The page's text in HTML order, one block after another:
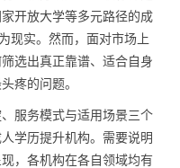
开放大学等多元路径的成
现实。然而，面对市场上
选出真正靠谱、适合自身
疼的问题。
服务模式与适用场景三个
学历提升机构。需要说明
，各机构在各自领域均有